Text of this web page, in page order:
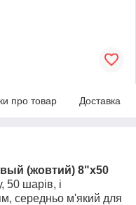
про товар Доставка
(жовтий) 8"x50
50 шарів, і
середньо м'який для